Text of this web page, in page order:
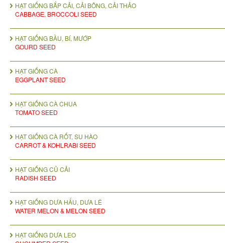
HẠT GIỐNG BẮP CẢI, CẢI BÔNG, CẢI THẢO
CABBAGE, BROCCOLI SEED
HẠT GIỐNG BẦU, BÍ, MƯỚP
GOURD SEED
HẠT GIỐNG CÀ
EGGPLANT SEED
HẠT GIỐNG CÀ CHUA
TOMATO SEED
HẠT GIỐNG CÀ RỐT, SU HÀO
CARROT & KOHLRABI SEED
HẠT GIỐNG CỦ CẢI
RADISH SEED
HẠT GIỐNG DƯA HẤU, DƯA LÊ
WATER MELON & MELON SEED
HẠT GIỐNG DƯA LEO